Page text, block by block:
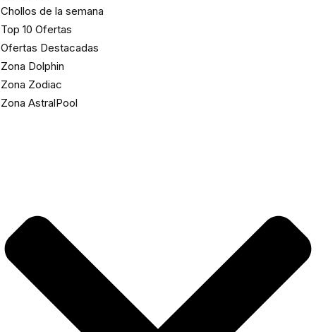
Chollos de la semana
Top 10 Ofertas
Ofertas Destacadas
Zona Dolphin
Zona Zodiac
Zona AstralPool